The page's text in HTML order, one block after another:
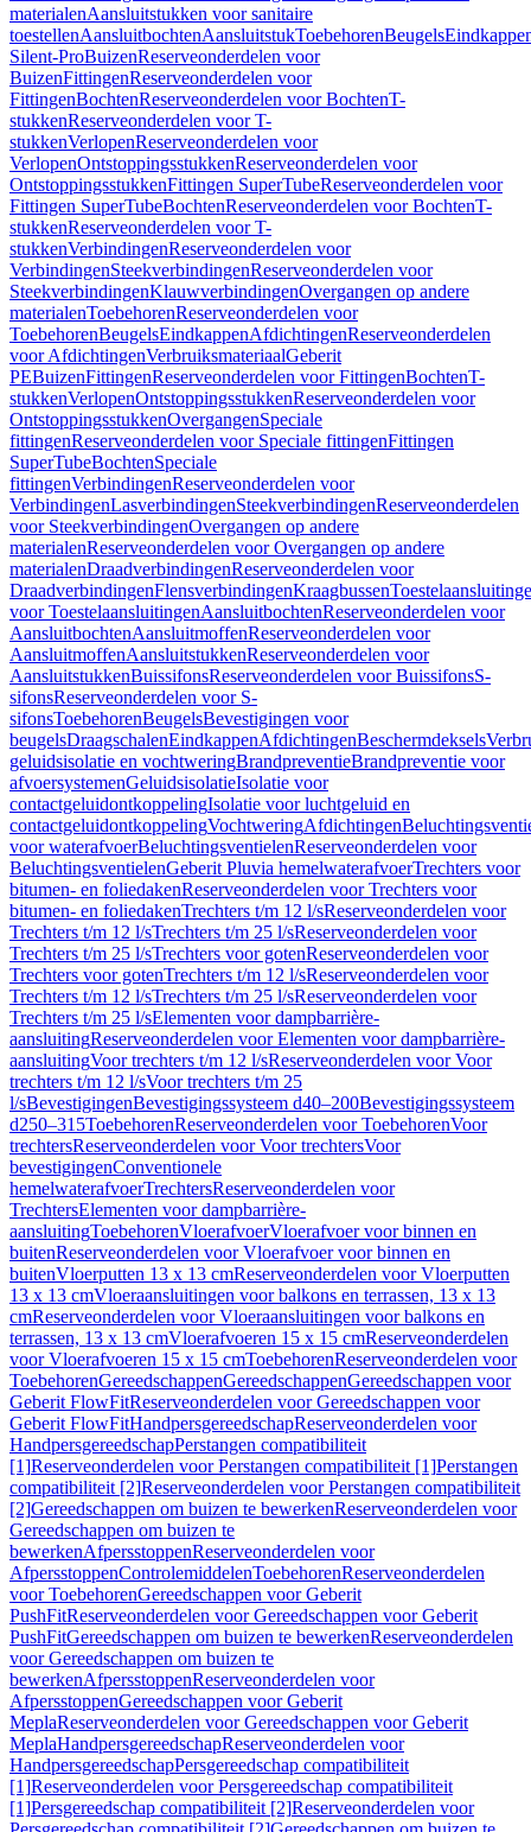
materialenAansluitstukken voor sanitaire
toestellenAansluitbochtenAansluitstukToebehorenBeugels
Silent-ProBuizenReserveonderdelen voor
BuizenFittingenReserveonderdelen voor
FittingenBochtenReserveonderdelen voor BochtenT-
stukkenReserveonderdelen voor T-
stukkenVerlopenReserveonderdelen voor
VerlopenOntstoppingsstukkenReserveonderdelen voor
OntstoppingsstukkenFittingen SuperTubeReserveonderdelen voor
Fittingen SuperTubeBochtenReserveonderdelen voor BochtenT-
stukkenReserveonderdelen voor T-
stukkenVerbindingenReserveonderdelen voor
VerbindingenSteekverbindingenReserveonderdelen voor
SteekverbindingenKlauwverbindingenOvergangen op andere
materialenToebehorenReserveonderdelen voor
ToebehorenBeugelsEindkappenAfdichtingenReserveonderdelen
voor AfdichtingenVerbruiksmateriaalGeberit
PEBuizenFittingenReserveonderdelen voor FittingenBochtenT-
stukkenVerlopenOntstoppingsstukkenReserveonderdelen voor
OntstoppingsstukkenOvergangenSpeciale
fittingenReserveonderdelen voor Speciale fittingenFittingen
SuperTubeBochtenSpeciale
fittingenVerbindingenReserveonderdelen voor
VerbindingenLasverbindingenSteekverbindingenReserveonderdelen
voor SteekverbindingenOvergangen op andere
materialenReserveonderdelen voor Overgangen op andere
materialenDraadverbindingenReserveonderdelen voor
DraadverbindingenFlensverbindingenKraagbussen
voor ToestelaansluitingenAansluitbochtenReserveonderdelen voor
AansluitbochtenAansluitmoffenReserveonderdelen voor
AansluitmoffenAansluitstukkenReserveonderdelen voor
AansluitstukkenBuissifonsReserveonderdelen voor BuissifonsS-
sifonsReserveonderdelen voor S-
sifonsToebehorenBeugelsBevestigingen voor
beugelsDraagschalenEindkappenAfdichtingenBeschermdeksels
geluidsisolatie en vochtweringBrandpreventieBrandpreventie voor
afvoersystemenGeluidsisolatieIsolatie voor
contactgeluidontkoppelingIsolatie voor luchtgeluid en
contactgeluidontkoppelingVochtweringAfdichtingen
voor waterafvoerBeluchtingsventielenReserveonderdelen voor
BeluchtingsventielenGeberit Pluvia hemelwaterafvoerTrechters voor
bitumen- en foliedakenReserveonderdelen voor Trechters voor
bitumen- en foliedakenTrechters t/m 12 l/sReserveonderdelen voor
Trechters t/m 12 l/sTrechters t/m 25 l/sReserveonderdelen voor
Trechters t/m 25 l/sTrechters voor gotenReserveonderdelen voor
Trechters voor gotenTrechters t/m 12 l/sReserveonderdelen voor
Trechters t/m 12 l/sTrechters t/m 25 l/sReserveonderdelen voor
Trechters t/m 25 l/sElementen voor dampbarrière-
aansluitingReserveonderdelen voor Elementen voor dampbarrière-
aansluitingVoor trechters t/m 12 l/sReserveonderdelen voor Voor
trechters t/m 12 l/sVoor trechters t/m 25
l/sBevestigingenBevestigingssysteem d40–200Bevestigingssysteem
d250–315ToebehorenReserveonderdelen voor ToebehorenVoor
trechtersReserveonderdelen voor Voor trechtersVoor
bevestigingenConventionele
hemelwaterafvoerTrechtersReserveonderdelen voor
TrechtersElementen voor dampbarrière-
aansluitingToebehorenVloerafvoerVloerafvoer voor binnen en
buitenReserveonderdelen voor Vloerafvoer voor binnen en
buitenVloerputten 13 x 13 cmReserveonderdelen voor Vloerputten
13 x 13 cmVloeraansluitingen voor balkons en terrassen, 13 x 13
cmReserveonderdelen voor Vloeraansluitingen voor balkons en
terrassen, 13 x 13 cmVloerafvoeren 15 x 15 cmReserveonderdelen
voor Vloerafvoeren 15 x 15 cmToebehorenReserveonderdelen voor
ToebehorenGereedschappenGereedschappenGereedschappen voor
Geberit FlowFitReserveonderdelen voor Gereedschappen voor
Geberit FlowFitHandpersgereedschapReserveonderdelen voor
HandpersgereedschapPerstangen compatibiliteit
[1]Reserveonderdelen voor Perstangen compatibiliteit [1]Perstangen
compatibiliteit [2]Reserveonderdelen voor Perstangen compatibiliteit
[2]Gereedschappen om buizen te bewerkenReserveonderdelen voor
Gereedschappen om buizen te
bewerkenAfpersstoppenReserveonderdelen voor
AfpersstoppenControlemiddelenToebehorenReserveonderdelen
voor ToebehorenGereedschappen voor Geberit
PushFitReserveonderdelen voor Gereedschappen voor Geberit
PushFitGereedschappen om buizen te bewerkenReserveonderdelen
voor Gereedschappen om buizen te
bewerkenAfpersstoppenReserveonderdelen voor
AfpersstoppenGereedschappen voor Geberit
MeplaReserveonderdelen voor Gereedschappen voor Geberit
MeplaHandpersgereedschapReserveonderdelen voor
HandpersgereedschapPersgereedschap compatibiliteit
[1]Reserveonderdelen voor Persgereedschap compatibiliteit
[1]Persgereedschap compatibiliteit [2]Reserveonderdelen voor